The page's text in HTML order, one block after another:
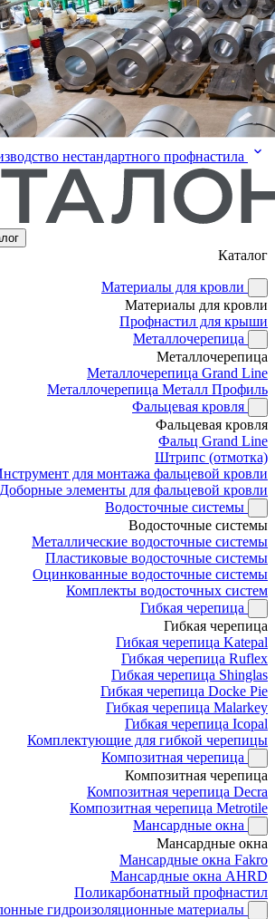
нестандартного профнастила
Каталог
Материалы для кровли
Материалы для кровли
Профнастил для крыши
Металлочерепица
Металлочерепица
Металлочерепица Grand Line
Металлочерепица Металл Профиль
Фальцевая кровля
Фальцевая кровля
Фальц Grand Line
Штрипс (отмотка)
для монтажа фальцевой кровли
Доборные элементы для фальцевой кровли
Водосточные системы
Водосточные системы
Металлические водосточные системы
Пластиковые водосточные системы
Оцинкованные водосточные системы
Комплекты водосточных систем
Гибкая черепица
Гибкая черепица
Гибкая черепица Katepal
Гибкая черепица Ruflex
Гибкая черепица Shinglas
Гибкая черепица Docke Pie
Гибкая черепица Malarkey
Гибкая черепица Icopal
Комплектующие для гибкой черепицы
Композитная черепица
Композитная черепица
Композитная черепица Decra
Композитная черепица Metrotile
Мансардные окна
Мансардные окна
Мансардные окна Fakro
Мансардные окна AHRD
Поликарбонатный профнастил
гидроизоляционные материалы